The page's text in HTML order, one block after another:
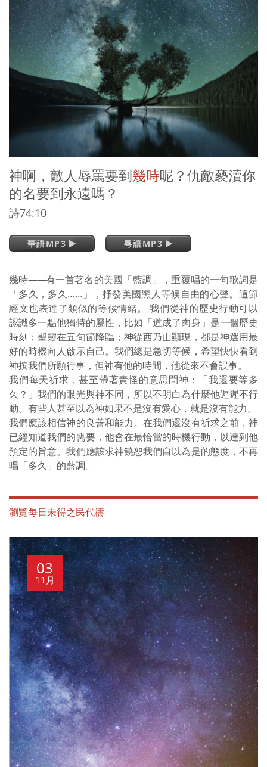
神啊，敵人辱罵要到幾時呢？仇敵褻瀆你
的名要到永遠嗎？
詩74:10
華語MP3 粵語MP3
幾時——有一首著名的美國「藍調」，重覆唱的一句歌詞是
「多久，多久……」，抒發美國黑人等候自由的心聲。這節
經文也表達了類似的等候情緒。 我們從神的歷史行動可以
認識多一點他獨特的屬性，比如「道成了肉身」是一個歷史
時刻；聖靈在五旬節降臨；神從西乃山顯現，都是神選用最
好的時機向人啟示自己。我們總是急切等候，希望快快看到
神按我們所願行事，但神有他的時間，他從來不會誤事。
我們每天祈求，甚至帶著責怪的意思問神：「我還要等多
久？」我們的眼光與神不同，所以不明白為什麼他遲遲不行
動。有些人甚至以為神如果不是沒有愛心，就是沒有能力。
我們應該相信神的良善和能力。在我們還沒有祈求之前，神
已經知道我們的需要，他會在最恰當的時機行動，以達到他
預定的旨意。我們應該求神饒恕我們自以為是的態度，不再
唱「多久」的藍調。
瀏覽每日未得之民代禱
03
11月